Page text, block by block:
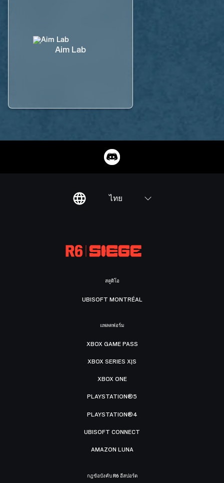
Aim Lab
ไทย
สตูดิโอ
UBISOFT MONTRÉAL
แพลตฟอร์ม
XBOX GAME PASS
XBOX SERIES X|S
XBOX ONE
PLAYSTATION®5
PLAYSTATION®4
UBISOFT CONNECT
AMAZON LUNA
กฎข้อบังคับ R6 อีสปอร์ต